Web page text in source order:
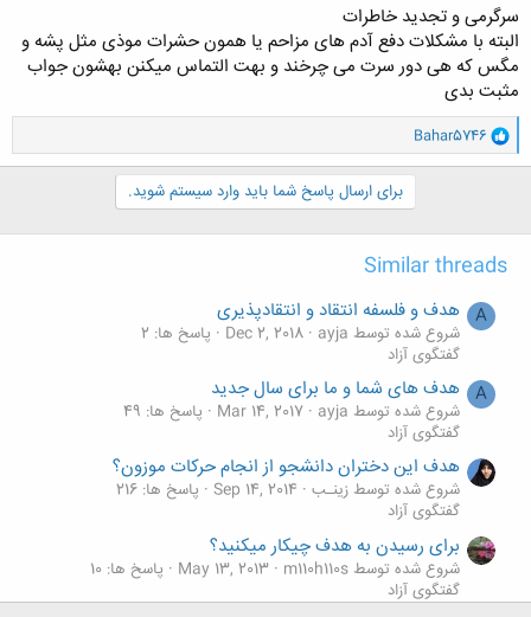
سرگرمی و تجدید خاطرات
البته با مشکلات دفع آدم های مزاحم یا همون حشرات موذی مثل پشه و
مگس که هی دور سرت می چرخند و بهت التماس میکنن بهشون جواب
مثبت بدی
و
ا
ک
:
Bahar5746
برای ارسال پاسخ شما باید وارد سیستم شوید.
Similar threads
A هدف و فلسفه انتقاد و انتقادپذیری
شروع شده توسط ayja Dec 2, 2018
پاسخ ها: 2
گفتگوی آزاد
A هدف های شما و ما برای سال جدید
شروع شده توسط ayja Mar 14, 2017
پاسخ ها: 49
گفتگوی آزاد
هدف این دختران دانشجو از انجام حرکات موزون؟
شروع شده توسط زینـب Sep 14, 2014 پاسخ ها: 216
گفتگوی آزاد
برای رسیدن به هدف چیکار میکنید؟
شروع شده توسط m110h110s May 13, 2013
پاسخ ها: 10
گفتگوی آزاد